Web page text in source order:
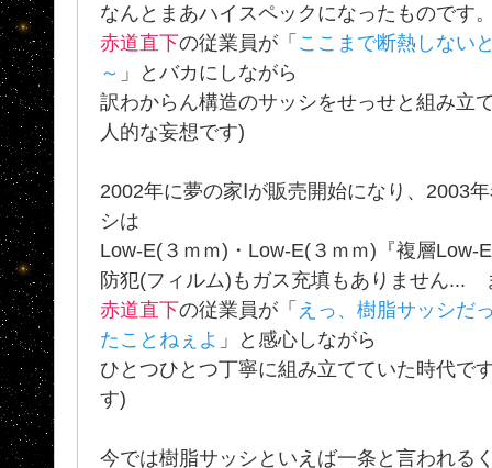
なんとまあハイスペックになったものです
赤道直下の従業員が「 ここまで断熱しない
～ 」とバカにしながら
訳わからん構造のサッシをせっせと組み立
人的な妄想です)
2002年に夢の家Ⅰが販売開始になり、2003
シは
Low-E(３ｍｍ)・Low-E(３ｍｍ)『複層Low-
防犯(フィルム)もガス充填もありません...
赤道直下の従業員が「 えっ、樹脂サッシだ
たことねぇよ 」と感心しながら
ひとつひとつ丁寧に組み立てていた時代で
す)
今では樹脂サッシといえば一条と言われる